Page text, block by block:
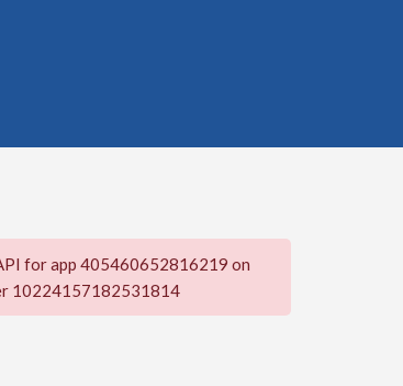
for app 405460652816219 on
10224157182531814